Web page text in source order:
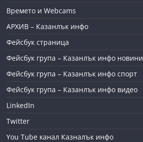
Времето и Webcams
АРХИВ – Казанлък инфо
Фейсбук страница
Фейсбук група – Казанлък инфо новини
Фейсбук група – Казанлък инфо спорт
Фейсбук група – Казанлък инфо видео
LinkedIn
Twitter
You Tube канал Казналък инфо